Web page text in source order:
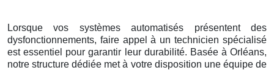
Lorsque vos systèmes automatisés présentent des
dysfonctionnements, faire appel à un technicien spécialisé
est essentiel pour garantir leur durabilité. Basée à Orléans,
notre structure dédiée met à votre disposition une équipe de